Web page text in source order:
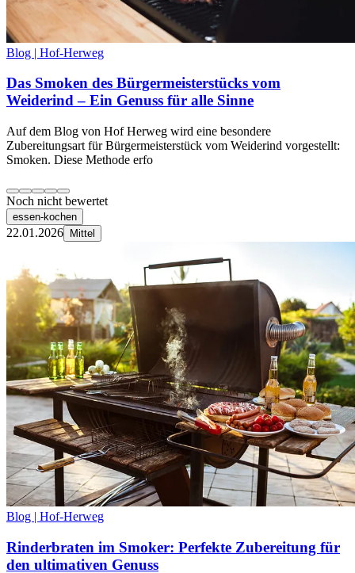
Blog | Hof-Herweg
Das Smoken des Bürgermeisterstücks vom
Weiderind – Ein Genuss für alle Sinne
Auf dem Blog von Hof Herweg wird eine besondere
Zubereitungsart für Bürgermeisterstück vom Weiderind vorgestellt:
Smoken. Diese Methode erfo
Noch nicht bewertet
essen-kochen
22.01.2026 Mittel
Blog | Hof-Herweg
Rinderbraten im Smoker: Perfekte Zubereitung für
den ultimativen Genuss